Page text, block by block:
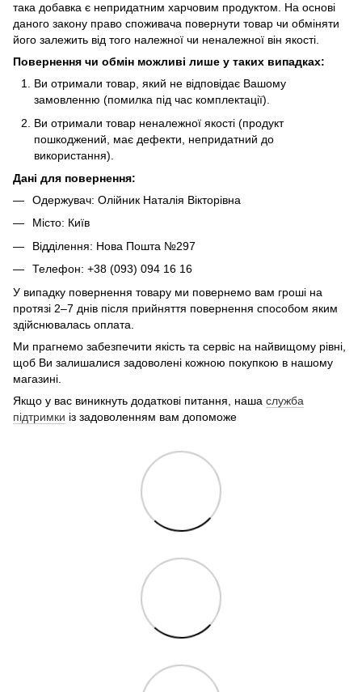
така добавка є непридатним харчовим продуктом. На основі
даного закону право споживача повернути товар чи обміняти
його залежить від того належної чи неналежної він якості.
Повернення чи обмін можливі лише у таких випадках:
Ви отримали товар, який не відповідає Вашому
замовленню (помилка під час комплектації).
Ви отримали товар неналежної якості (продукт
пошкоджений, має дефекти, непридатний до
використання).
Дані для повернення:
Одержувач: Олійник Наталія Вікторівна
Місто: Київ
Відділення: Нова Пошта №297
Телефон: +38 (093) 094 16 16
У випадку повернення товару ми повернемо вам гроші на
протязі 2–7 днів після прийняття повернення способом яким
здійснювалась оплата.
Ми прагнемо забезпечити якість та сервіс на найвищому рівні,
щоб Ви залишалися задоволені кожною покупкою в нашому
магазині.
Якщо у вас виникнуть додаткові питання, наша служба
підтримки із задоволенням вам допоможе